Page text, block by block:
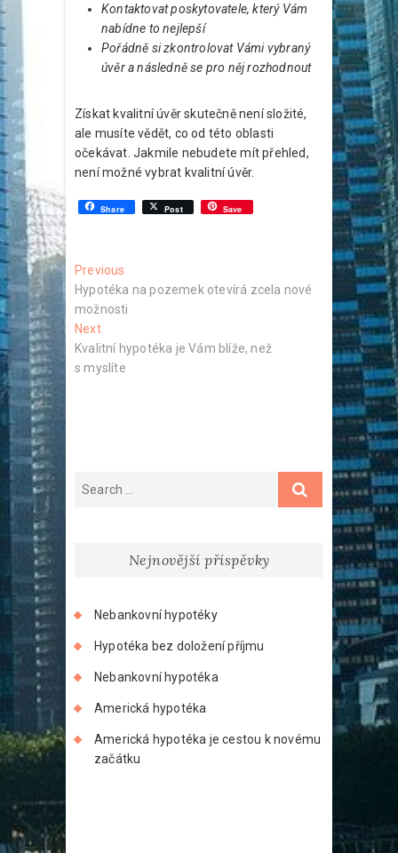
Kontaktovat poskytovatele, který Vám
nabídne to nejlepší
Pořádně si zkontrolovat Vámi vybraný
úvěr a následně se pro něj rozhodnout
Získat kvalitní úvěr skutečně není složité,
ale musíte vědět, co od této oblasti
očekávat. Jakmile nebudete mít přehled,
není možné vybrat kvalitní úvěr.
Share Post Save
Navigace
pro
příspěvek
Previous
post:
Hypotéka na pozemek otevírá zcela nové
možnosti
NextNext
post:
Kvalitní hypotéka je Vám blíže, než
s myslíte
Nejnovější příspěvky
Nebankovní hypotéky
Hypotéka bez doložení příjmu
Nebankovní hypotéka
Americká hypotéka
Americká hypotéka je cestou k novému
začátku